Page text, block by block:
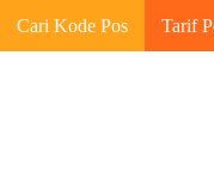
Cari Kode Pos Tarif